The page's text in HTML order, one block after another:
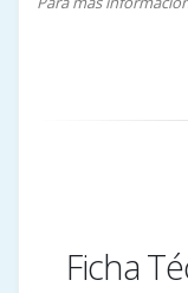
Ficha